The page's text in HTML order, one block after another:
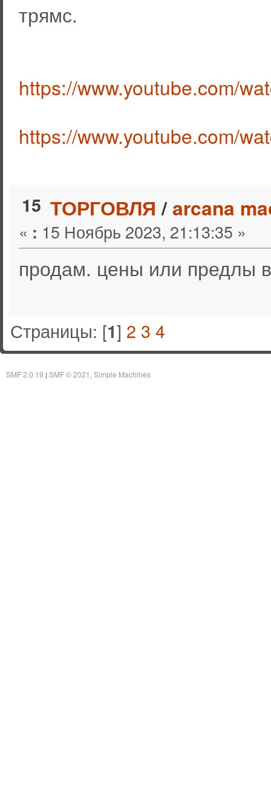
трямс.
https://www.youtube.com/
https://www.youtube.com/
15 ТОРГОВЛЯ / arcana
« : 15 Ноябрь 2023, 21:13:35 »
продам. цены или предлы
Страницы: [1] 2 3 4
SMF 2.0.19 SMF © 2021 Simple Machines